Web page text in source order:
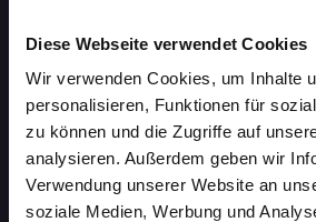
Diese Webseite verwendet Cookies
Wir verwenden Cookies, um Inhalte
personalisieren, Funktionen für
zu können und die Zugriffe auf
analysieren. Außerdem geben wir
Verwendung unserer Website an
soziale Medien, Werbung und
ÜBERSICHT
AACHEN
AUGSBURG